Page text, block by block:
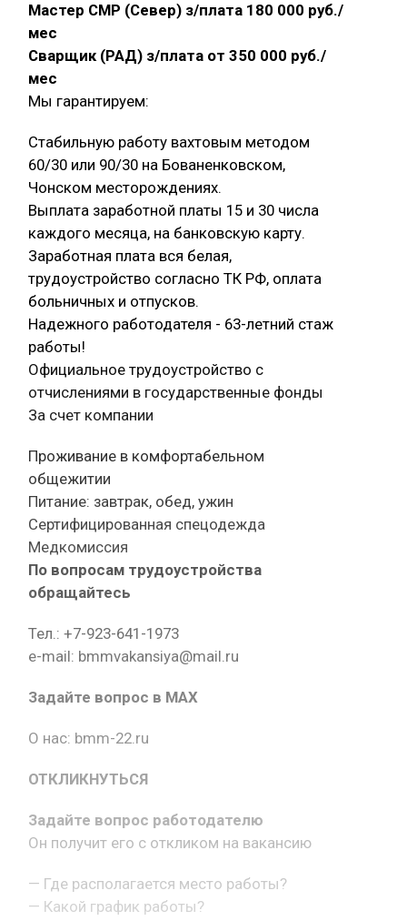
Мастер СМР (Север) з/плата 180 000 руб./
мес
Сварщик (РАД) з/плата от 350 000 руб./
мес
Мы гарантируем:
Стабильную работу вахтовым методом
60/30 или 90/30 на Бованенковском,
Чонском месторождениях.
Выплата заработной платы 15 и 30 числа
каждого месяца, на банковскую карту.
Заработная плата вся белая,
трудоустройство согласно ТК РФ, оплата
больничных и отпусков.
Надежного работодателя - 63-летний стаж
работы!
Официальное трудоустройство с
отчислениями в государственные фонды
За счет компании
Проживание в комфортабельном
общежитии
Питание: завтрак, обед, ужин
Сертифицированная спецодежда
Медкомиссия
По вопросам трудоустройства
обращайтесь
Тел.: +7-923-641-1973
e-mail: bmmvakansiya@mail.ru
Задайте вопрос в MAX
О нас: bmm-22.ru
ОТКЛИКНУТЬСЯ
Задайте вопрос работодателю
Он получит его с откликом на вакансию
— Где располагается место работы?
— Какой график работы?